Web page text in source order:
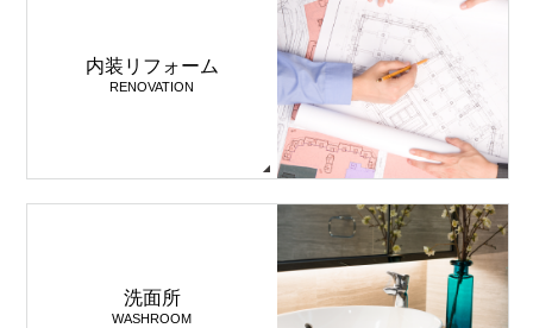
内装リフォーム
RENOVATION
洗面所
WASHROOM